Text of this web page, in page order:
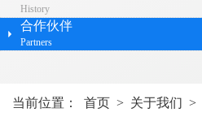
History
合作伙伴
Partners
当前位置： 首页 > 关于我们 >